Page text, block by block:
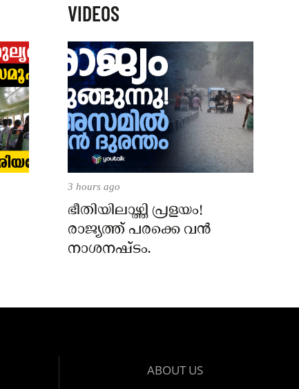
VIDEOS
3 hours ago
ഭീതിയിലാഴ്ത്തി പ്രളയം!
രാജ്യത്ത് പരക്കെ വൻ
നാശനഷ്ടം.
ABOUT US